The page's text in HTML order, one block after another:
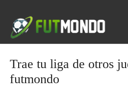
Trae tu liga de otros
futmondo